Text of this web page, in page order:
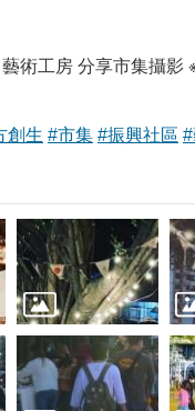
術工房 分享市集攝影
創生 #市集 #振興社區